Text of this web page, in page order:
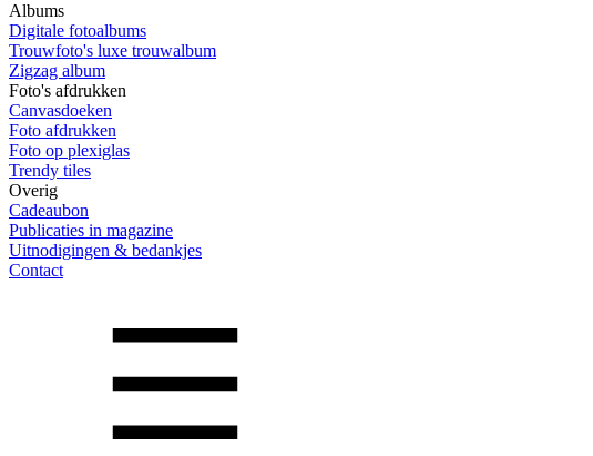
Albums
Digitale fotoalbums
Trouwfoto's luxe trouwalbum
Zigzag album
Foto's afdrukken
Canvasdoeken
Foto afdrukken
Foto op plexiglas
Trendy tiles
Overig
Cadeaubon
Publicaties in magazine
Uitnodigingen & bedankjes
Contact